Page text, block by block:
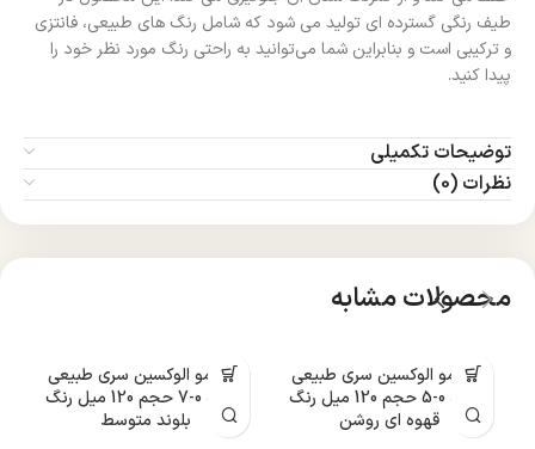
طیف رنگی گسترده‌ ای تولید می‌ شود که شامل رنگ‌ های طبیعی، فانتزی
و ترکیبی است و بنابراین شما می‌توانید به راحتی رنگ مورد نظر خود را
پیدا کنید.
توضیحات تکمیلی
نظرات (0)
محصولات مشابه
رنگ مو الوکسین سری طبیعی
شماره 0-5 حجم 120 میل رنگ
قهوه ای روشن
رنگ مو الوکسین سری طبیعی
شماره 0-7 حجم 120 میل رنگ
بلوند متوسط